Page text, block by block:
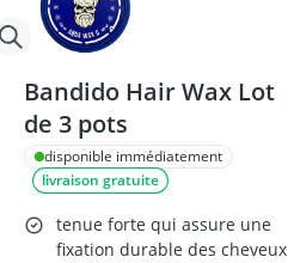
Bandido Hair Wax Lot
de 3 pots
disponible immédiatement
livraison gratuite
tenue forte qui assure une
fixation durable des cheveux